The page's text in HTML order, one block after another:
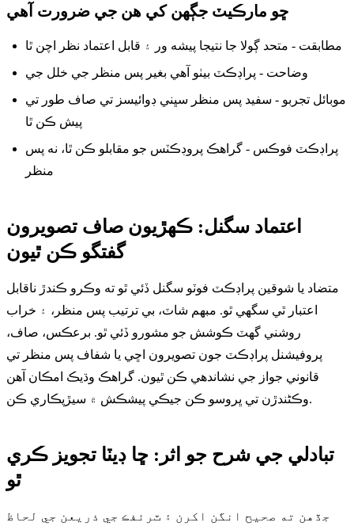
ڇو مارڪيٽ جڳهن کي هن جي ضرورت آهي
مطابقت - متحد ڳولا جا نتيجا پيشه ور ۽ قابل اعتماد نظر اچن ٿا
وضاحت - پراڊڪٽ بيٺو آهي بغير پس منظر جي خلل جي
موبائل تجربو - سفيد پس منظر سڀني ڊوائيسز تي صاف طور تي
پيش ڪن ٿا
پراڊڪٽ فوڪس - گراهڪ پروڊڪٽس جو مقابلو ڪن ٿا، نه پس
منظر
اعتماد سگنل: ڪهڙيون صاف تصويرون
گفتگو ڪن ٿيون
متضاد يا شوقين پراڊڪٽ فوٽو سگنل ڏئي ٿو ته وڪرو ڪندڙ ناقابل
اعتبار ٿي سگهي ٿو. مبهم شاٽ، بي ترتيب پس منظر، ۽ خراب
روشني گهٽ ڪوشش جو مشورو ڏئي ٿو. برعڪس، صاف،
پروفيشنل پراڊڪٽ جون تصويرون اڇي يا شفاف پس منظر تي
قانوني جواز جي نشاندهي ڪن ٿيون. گراهڪ وڌيڪ امڪان آهن
وڪڻندڙن تي ڀروسو ڪن جيڪي پيشڪش ۾ سيڙپڪاري ڪن.
تبادلي جي شرح جو اثر: ڇا ڊيٽا تجويز ڪري
ٿو
جڏهن ته صحيح انگن اکرن ۽ ٽرئفڪ جي ذريعن جي لحاظ